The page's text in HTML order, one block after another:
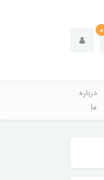
0
درباره
ما